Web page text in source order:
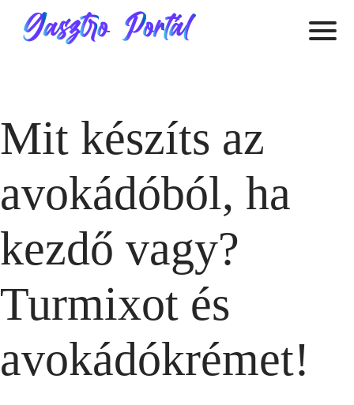
Mit készíts az
avokádóból, ha
kezdő vagy?
Turmixot és
avokádókrémet!